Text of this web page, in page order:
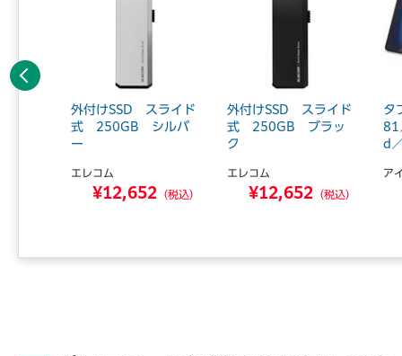
外付けSSD スライド
式 250GB シルバ
ー
エレコム
¥12,652 （税込）
外付けSSD スライド
式 250GB ブラッ
ク
エレコム
¥12,652 （税込）
タ
81
d
ア
前へ